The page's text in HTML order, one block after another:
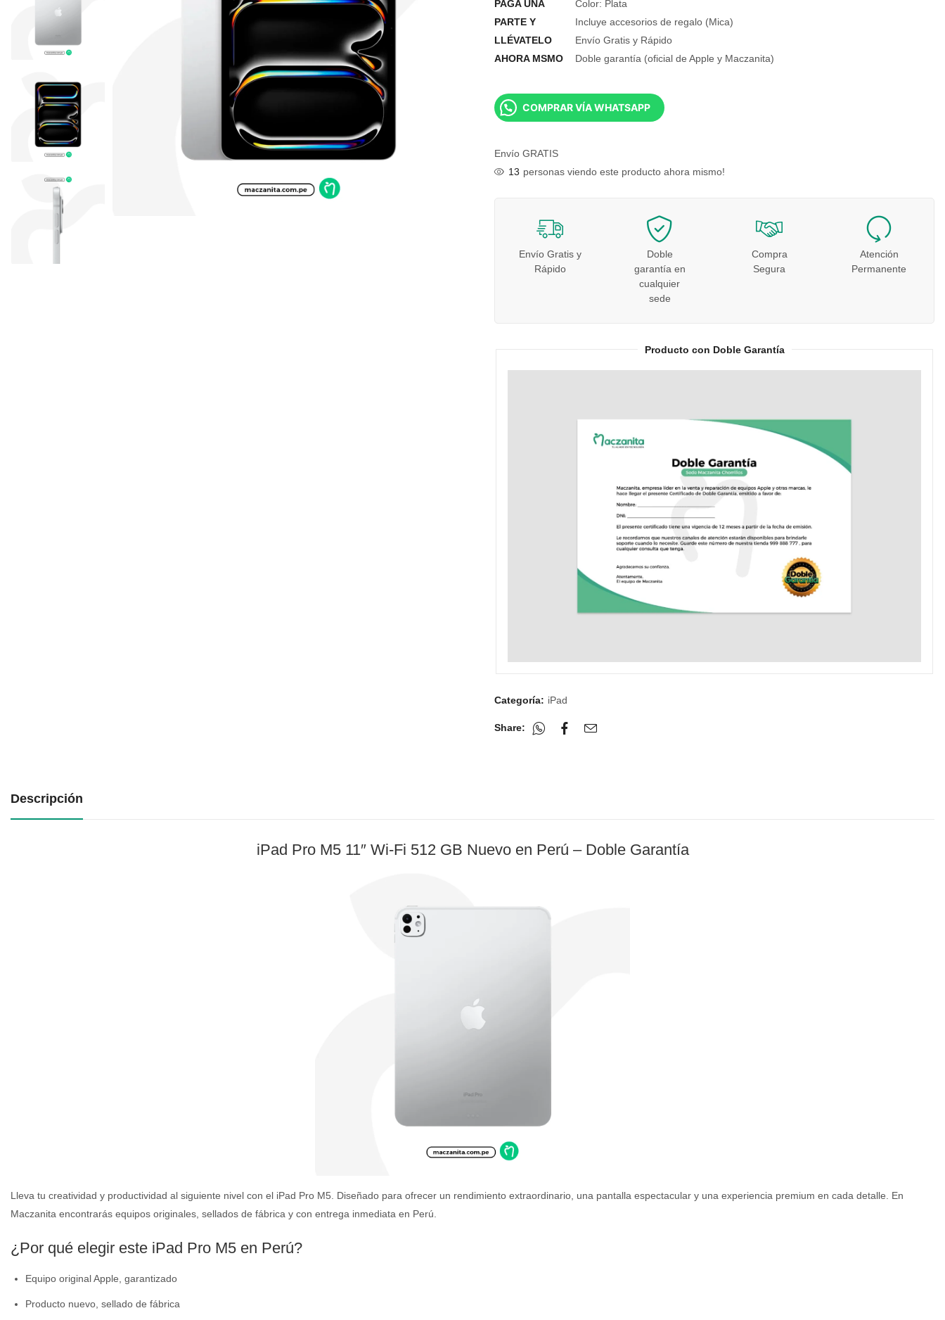
PAGA UNA
PARTE Y
LLÉVATELO
AHORA MSMO
Color: Plata
Incluye accesorios de regalo (Mica)
Envío Gratis y Rápido
Doble garantía (oficial de Apple y Maczanita)
COMPRAR VÍA WHATSAPP
Envío GRATIS
13 personas viendo este producto ahora mismo!
Envío Gratis y
Rápido
Doble
garantía en
cualquier
sede
Compra
Segura
Atención
Permanente
Producto con Doble Garantía
Categoría: iPad
Share:
Descripción
iPad Pro M5 11″ Wi-Fi 512 GB Nuevo en Perú – Doble Garantía
Lleva tu creatividad y productividad al siguiente nivel con el iPad Pro M5. Diseñado para ofrecer un rendimiento extraordinario, una pantalla espectacular y una experiencia premium en cada detalle. En
Maczanita encontrarás equipos originales, sellados de fábrica y con entrega inmediata en Perú.
¿Por qué elegir este iPad Pro M5 en Perú?
Equipo original Apple, garantizado
Producto nuevo, sellado de fábrica